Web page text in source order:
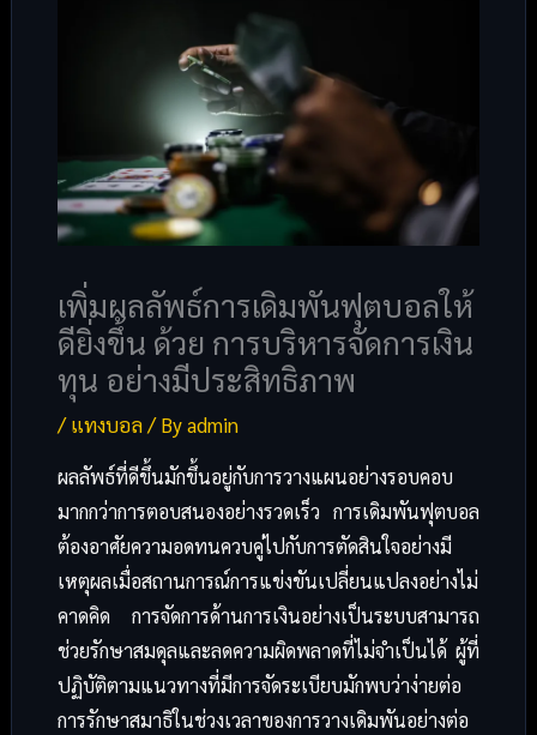
เพิ่มผลลัพธ์การเดิมพันฟุตบอลให้
ดียิ่งขึ้น ด้วย การบริหารจัดการเงิน
ทุน อย่างมีประสิทธิภาพ
/แทงบอล/ Byadmin
ผลลัพธ์ที่ดีขึ้นมักขึ้นอยู่กับการวางแผนอย่างรอบคอบ
มากกว่าการตอบสนองอย่างรวดเร็ว การเดิมพันฟุตบอล
ต้องอาศัยความอดทนควบคู่ไปกับการตัดสินใจอย่างมี
เหตุผลเมื่อสถานการณ์การแข่งขันเปลี่ยนแปลงอย่างไม่
คาดคิด การจัดการด้านการเงินอย่างเป็นระบบสามารถ
ช่วยรักษาสมดุลและลดความผิดพลาดที่ไม่จำเป็นได้ ผู้ที่
ปฏิบัติตามแนวทางที่มีการจัดระเบียบมักพบว่าง่ายต่อ
การรักษาสมาธิในช่วงเวลาของการวางเดิมพันอย่างต่อ